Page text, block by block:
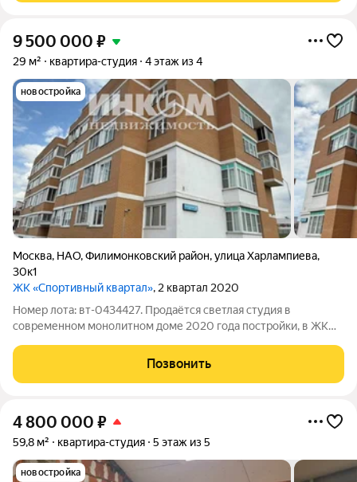
9 500 000 ₽
29 м² квартира-студия 4 этаж из 4
новостройка
Москва, НАО,Филимонковский район,улица Харлампиева,
30к1
ЖК «Спортивный квартал», 2 квартал 2020
Номер лота: вт-0434427. Продаётся светлая студия в
современном монолитном доме 2020 года постройки, в ЖК
Новой Москвы. Квартира расположена на 4-м этаже из 4, что
обеспечивает спокойствие и
Позвонить
4 800 000 ₽
59,8 м² квартира-студия 5 этаж из 5
новостройка